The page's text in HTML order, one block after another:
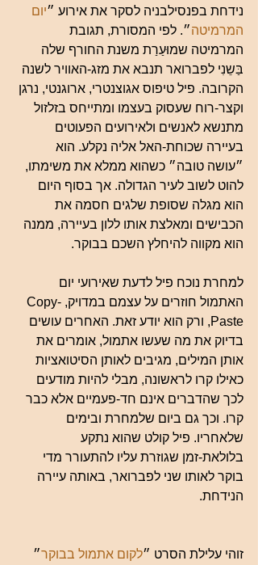
נידחת בפנסילבניה לסקר את אירוע ״יום
המרמיטה״. לפי המסורת, תגובת
המרמיטה שמוּעַרַת משנת החורף שלה
בַּשֵנִי לפברואר תנבא את מזג-האוויר לשנה
הקרובה. פיל טיפוס אגוצנטרי, ארוגנטי, נרגן
וקצר-רוח שעסוק בעצמו ומתייחס בזלזול
מתנשא לאנשים ולאירועים הפעוטים
בעיירה שכוחת-האל אליה נקלע. הוא
״עושה טובה״ כשהוא ממלא את משימתו,
להוט לשוב לעיר הגדולה. אך בסוף היום
הוא מגלה שסופת שלגים חסמה את
הכבישים ומאלצת אותו ללון בעיירה, ממנה
הוא מקווה להיחלץ השכם בבוקר.
למחרת נוכח פיל לדעת שאירועי יום
האתמול חוזרים על עצמם במדויק, Copy-
Paste, ורק הוא יודע זאת. האחרים עושים
בדיוק את מה שעשו אתמול, אומרים את
אותן המילים, מגיבים לאותן הסיטואציות
כאילו קרו לראשונה, מבלי להיות מודעים
לכך שהדברים אינם חד-פעמיים אלא כבר
קרו. וכך גם ביום שלמחרת ובימים
שלאחריו. פיל קולט שהוא נתקע
בלולאת-זמן שגוזרת עליו להתעורר מדי
בוקר לאותו שני לפברואר, באותה עיירה
הנידחת.
זוהי עלילת הסרט ״לקום אתמול בבוקר״